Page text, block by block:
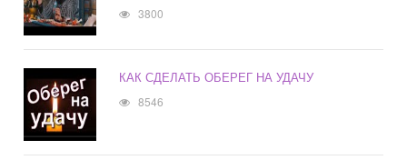
3800
КАК СДЕЛАТЬ ОБЕРЕГ НА УДАЧУ
8546